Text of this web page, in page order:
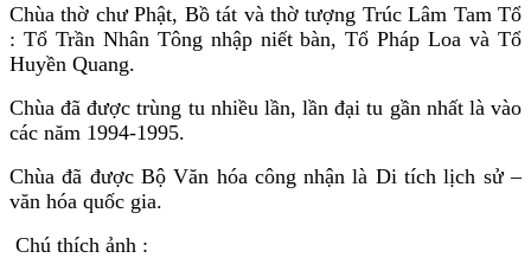
Chùa thờ chư Phật, Bồ tát và thờ tượng Trúc Lâm Tam Tổ
: Tổ Trần Nhân Tông nhập niết bàn, Tổ Pháp Loa và Tổ
Huyền Quang.
Chùa đã được trùng tu nhiều lần, lần đại tu gần nhất là vào
các năm 1994-1995.
Chùa đã được Bộ Văn hóa công nhận là Di tích lịch sử –
văn hóa quốc gia.
Chú thích ảnh :